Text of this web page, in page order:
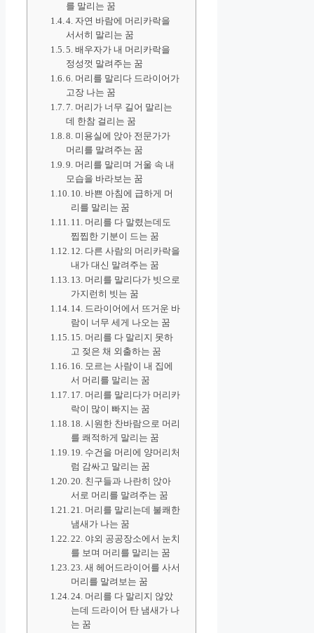
를 말리는 꿈
4. 자연 바람에 머리카락을
서서히 말리는 꿈
5. 배우자가 내 머리카락을
정성껏 말려주는 꿈
6. 머리를 말리다 드라이어가
고장 나는 꿈
7. 머리가 너무 길어 말리는
데 한참 걸리는 꿈
8. 미용실에 앉아 전문가가
머리를 말려주는 꿈
9. 머리를 말리며 거울 속 내
모습을 바라보는 꿈
10. 바쁜 아침에 급하게 머
리를 말리는 꿈
11. 머리를 다 말렸는데도
찝찝한 기분이 드는 꿈
12. 다른 사람의 머리카락을
내가 대신 말려주는 꿈
13. 머리를 말리다가 빗으로
가지런히 빗는 꿈
14. 드라이어에서 뜨거운 바
람이 너무 세게 나오는 꿈
15. 머리를 다 말리지 못하
고 젖은 채 외출하는 꿈
16. 모르는 사람이 내 집에
서 머리를 말리는 꿈
17. 머리를 말리다가 머리카
락이 많이 빠지는 꿈
18. 시원한 찬바람으로 머리
를 쾌적하게 말리는 꿈
19. 수건을 머리에 양머리처
럼 감싸고 말리는 꿈
20. 친구들과 나란히 앉아
서로 머리를 말려주는 꿈
21. 머리를 말리는데 불쾌한
냄새가 나는 꿈
22. 야외 공공장소에서 눈치
를 보며 머리를 말리는 꿈
23. 새 헤어드라이어를 사서
머리를 말려보는 꿈
24. 머리를 다 말리지 않았
는데 드라이어 탄 냄새가 나
는 꿈